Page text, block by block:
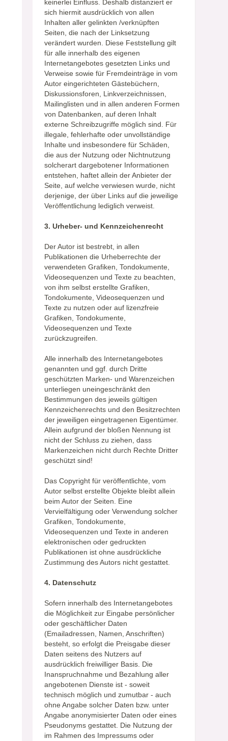
keinerlei Einfluss. Deshalb distanziert er
sich hiermit ausdrücklich von allen
Inhalten aller gelinkten /verknüpften
Seiten, die nach der Linksetzung
verändert wurden. Diese Feststellung gilt
für alle innerhalb des eigenen
Internetangebotes gesetzten Links und
Verweise sowie für Fremdeinträge in vom
Autor eingerichteten Gästebüchern,
Diskussionsforen, Linkverzeichnissen,
Mailinglisten und in allen anderen Formen
von Datenbanken, auf deren Inhalt
externe Schreibzugriffe möglich sind. Für
illegale, fehlerhafte oder unvollständige
Inhalte und insbesondere für Schäden,
die aus der Nutzung oder Nichtnutzung
solcherart dargebotener Informationen
entstehen, haftet allein der Anbieter der
Seite, auf welche verwiesen wurde, nicht
derjenige, der über Links auf die jeweilige
Veröffentlichung lediglich verweist.
3. Urheber- und Kennzeichenrecht
Der Autor ist bestrebt, in allen
Publikationen die Urheberrechte der
verwendeten Grafiken, Tondokumente,
Videosequenzen und Texte zu beachten,
von ihm selbst erstellte Grafiken,
Tondokumente, Videosequenzen und
Texte zu nutzen oder auf lizenzfreie
Grafiken, Tondokumente,
Videosequenzen und Texte
zurückzugreifen.
Alle innerhalb des Internetangebotes
genannten und ggf. durch Dritte
geschützten Marken- und Warenzeichen
unterliegen uneingeschränkt den
Bestimmungen des jeweils gültigen
Kennzeichenrechts und den Besitzrechten
der jeweiligen eingetragenen Eigentümer.
Allein aufgrund der bloßen Nennung ist
nicht der Schluss zu ziehen, dass
Markenzeichen nicht durch Rechte Dritter
geschützt sind!
Das Copyright für veröffentlichte, vom
Autor selbst erstellte Objekte bleibt allein
beim Autor der Seiten. Eine
Vervielfältigung oder Verwendung solcher
Grafiken, Tondokumente,
Videosequenzen und Texte in anderen
elektronischen oder gedruckten
Publikationen ist ohne ausdrückliche
Zustimmung des Autors nicht gestattet.
4. Datenschutz
Sofern innerhalb des Internetangebotes
die Möglichkeit zur Eingabe persönlicher
oder geschäftlicher Daten
(Emailadressen, Namen, Anschriften)
besteht, so erfolgt die Preisgabe dieser
Daten seitens des Nutzers auf
ausdrücklich freiwilliger Basis. Die
Inanspruchnahme und Bezahlung aller
angebotenen Dienste ist - soweit
technisch möglich und zumutbar - auch
ohne Angabe solcher Daten bzw. unter
Angabe anonymisierter Daten oder eines
Pseudonyms gestattet. Die Nutzung der
im Rahmen des Impressums oder